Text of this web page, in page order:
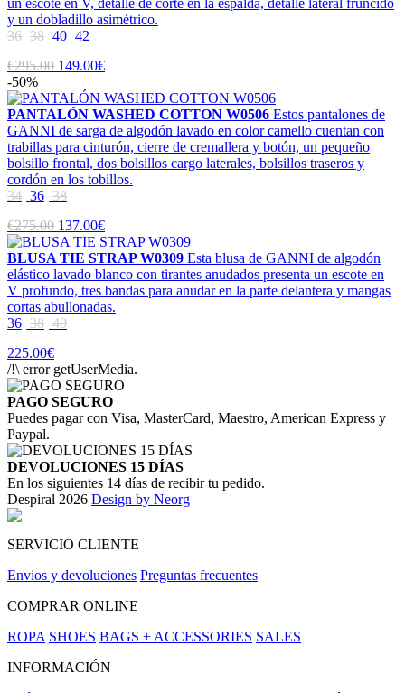
y un dobladillo asimétrico.
36 38 40 42
€295.00 149.00€
-50%
PANTALÓN WASHED COTTON W0506 Estos pantalones de
GANNI de sarga de algodón lavado en color camello cuentan con
trabillas para cinturón, cierre de cremallera y botón, un pequeño
bolsillo frontal, dos bolsillos cargo laterales, bolsillos traseros y
cordón en los tobillos.
34 36 38
€275.00 137.00€
BLUSA TIE STRAP W0309 Esta blusa de GANNI de algodón
elástico lavado blanco con tirantes anudados presenta un escote en
V profundo, tres bandas para anudar en la parte delantera y mangas
cortas abullonadas.
36 38 40
225.00€
/!\ error getUserMedia.
PAGO SEGURO
Puedes pagar con Visa, MasterCard, Maestro, American Express y
Paypal.
DEVOLUCIONES 15 DÍAS
En los siguientes 14 días de recibir tu pedido.
Despiral 2026 Design by Neorg
SERVICIO CLIENTE
Envios y devoluciones Preguntas frecuentes
COMPRAR ONLINE
ROPA SHOES BAGS + ACCESSORIES SALES
INFORMACIÓN